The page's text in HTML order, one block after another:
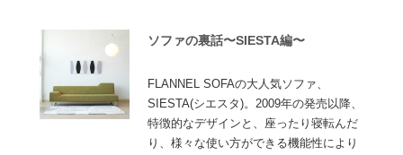
ソファの裏話〜SIESTA編〜
FLANNEL SOFAの大人気ソファ、
SIESTA(シエスタ)。2009年の発売以降、
特徴的なデザインと、座ったり寝転んだ
り、様々な使い方ができる機能性により